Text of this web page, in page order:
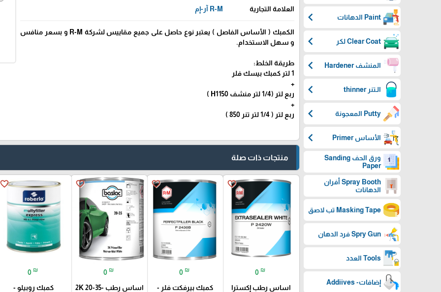
Paint الدهانات chevron_left
Clear Coat لكر chevron_left
المنشف Hardener chevron_left
الـتنر thinner chevron_left
Putty المعجونة chevron_left
الأساس Primer chevron_left
ورق الحف Sanding
Paper
Spray Booth أفران
الدهانات
Masking Tape تب لاصق
Spry Gun فرد الدهان
Tools العدد
إضافات- Addiives
العلامة التجارية R-M آر-إم
الكمبك ( الأساس الفاصل ) يعتبر نوع حاصل على جميع مقاييس لشركة R-M و بسعر منافس
و سهل الاستخدام.
طريقة الخلط:
1 لتر كمبك بيسك فلر
+
ربع لتر (1/4 لتر منشف H1150 )
+
ربع لتر ( 1/4 لتر تنر 850 )
منتجات ذات صلة
favorite_border
0 ₪
اساس رطب إكسترا
favorite_border
0 ₪
كمبك بيرفكت فلر -
favorite_border
0 ₪
اساس رطب -35-20 2K
favorite_border
0 ₪
كمبك روبيلو -